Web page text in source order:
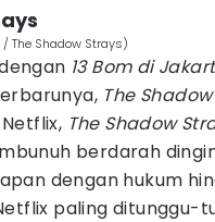
The Shadow Strays)
13 Bom di
The
The Shadow
berdarah
dengan hukum
paling ditunggu-